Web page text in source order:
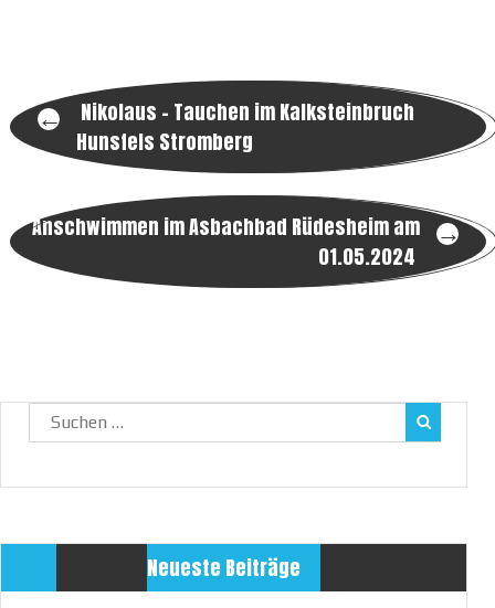
Post
navigation
←
Nikolaus – Tauchen im Kalksteinbruch
Hunsfels Stromberg
Anschwimmen im Asbachbad Rüdesheim am
01.05.2024
→
Suchen
nach:
Neueste Beiträge